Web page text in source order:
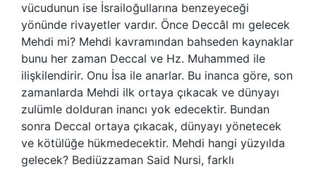
vücudunun ise İsrailoğullarına benzeyeceği
yönünde rivayetler vardır. Önce Deccâl mı gelecek
Mehdi mi? Mehdi kavramından bahseden kaynaklar
bunu her zaman Deccal ve Hz. Muhammed ile
ilişkilendirir. Onu İsa ile anarlar. Bu inanca göre, son
zamanlarda Mehdi ilk ortaya çıkacak ve dünyayı
zulümle dolduran inancı yok edecektir. Bundan
sonra Deccal ortaya çıkacak, dünyayı yönetecek
ve kötülüğe hükmedecektir. Mehdi hangi yüzyılda
gelecek? Bediüzzaman Said Nursi, farklı